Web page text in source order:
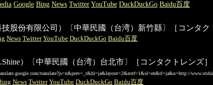
Google Bing News Twitter YouTube DuckDuckGo Baidu百度
技股份有限公司）〔中華民國（台湾）新竹縣〕［コンタク
News Twitter YouTube DuckDuckGo Baidu百度
）〔中華民國（台湾）台北市〕［コンタクトレンズ］
translate?js=n&prev=_t&hl=ja&layout=2&eotf=1&sl=en&tl=ja&u=http://
News Twitter YouTube DuckDuckGo Baidu百度